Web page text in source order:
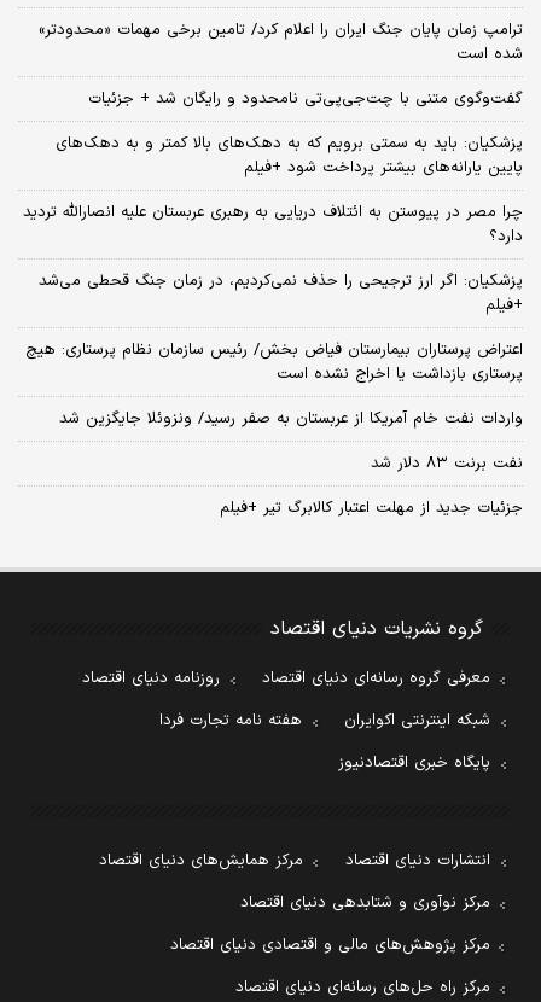
ترامپ زمان پایان جنگ ایران را اعلام کرد/ تامین برخی مهمات «محدودتر»
شده است
گفت‌وگوی متنی با چت‌جی‌پی‌تی نامحدود و رایگان شد + جزئیات
پزشکیان: باید به سمتی برویم که به دهک‌های بالا کمتر و به دهک‌های
پایین یارانه‌های بیشتر پرداخت شود +فیلم
چرا مصر در پیوستن به ائتلاف دریایی به رهبری عربستان علیه انصارالله تردید
دارد؟
پزشکیان: اگر ارز ترجیحی را حذف نمی‌کردیم، در زمان جنگ قحطی می‌شد
+فیلم
اعتراض پرستاران بیمارستان فیاض بخش/ رئیس سازمان نظام پرستاری: هیچ
پرستاری بازداشت یا اخراج نشده است
واردات نفت خام آمریکا از عربستان به صفر رسید/ ونزوئلا جایگزین شد
نفت برنت ۸۳ دلار شد
جزئیات جدید از مهلت اعتبار کالابرگ تیر +فیلم
گروه نشریات دنیای اقتصاد
معرفی گروه رسانه‌ای دنیای اقتصاد
روزنامه دنیای اقتصاد
شبکه اینترنتی اکوایران
هفته نامه تجارت فردا
پایگاه خبری اقتصادنیوز
انتشارات دنیای اقتصاد
مرکز همایش‌های دنیای اقتصاد
مرکز نوآوری و شتابدهی دنیای اقتصاد
مرکز پژوهش‌های مالی و اقتصادی دنیای اقتصاد
مرکز راه حل‌های رسانه‌ای دنیای اقتصاد